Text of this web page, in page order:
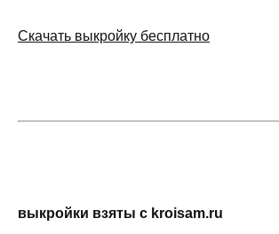
Скачать выкройку бесплатно
выкройки взяты с kroisam.ru